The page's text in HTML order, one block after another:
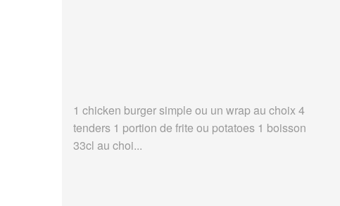
1 chicken burger simple ou un wrap au choix 4
tenders 1 portion de frite ou potatoes 1 boisson
33cl au choi...